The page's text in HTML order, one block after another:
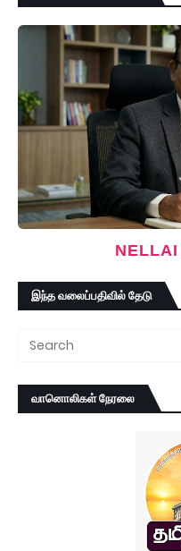
இந்த வலைப்பதிவில் தேடு
வானொலிகள் நேரலை